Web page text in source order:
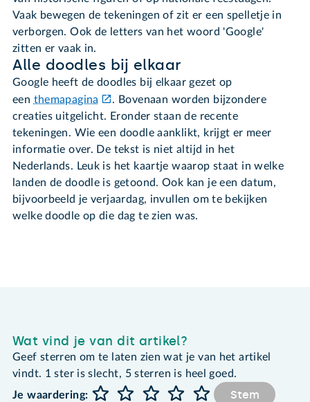
Vaak bewegen de tekeningen of zit er een spelletje in
verborgen. Ook de letters van het woord 'Google'
zitten er vaak in.
Alle doodles bij elkaar
Google heeft de doodles bij elkaar gezet op
een themapagina
. Bovenaan worden bijzondere
creaties uitgelicht. Eronder staan de recente
tekeningen. Wie een doodle aanklikt, krijgt er meer
informatie over. De tekst is niet altijd in het
Nederlands. Leuk is het kaartje waarop staat in welke
landen de doodle is getoond. Ook kan je een datum,
bijvoorbeeld je verjaardag, invullen om te bekijken
welke doodle op die dag te zien was.
Wat vind je van dit artikel?
Geef sterren om te laten zien wat je van het artikel
vindt. 1 ster is slecht, 5 sterren is heel goed.
Je waardering:
Stem